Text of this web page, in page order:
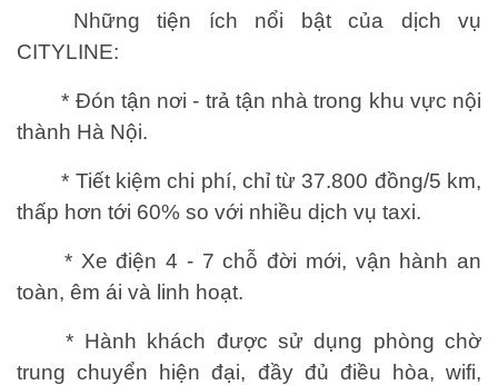
Những tiện ích nổi bật của dịch vụ
CITYLINE:
* Đón tận nơi - trả tận nhà trong khu vực nội
thành Hà Nội.
* Tiết kiệm chi phí, chỉ từ 37.800 đồng/5 km,
thấp hơn tới 60% so với nhiều dịch vụ taxi.
* Xe điện 4 - 7 chỗ đời mới, vận hành an
toàn, êm ái và linh hoạt.
* Hành khách được sử dụng phòng chờ
trung chuyển hiện đại, đầy đủ điều hòa, wifi,